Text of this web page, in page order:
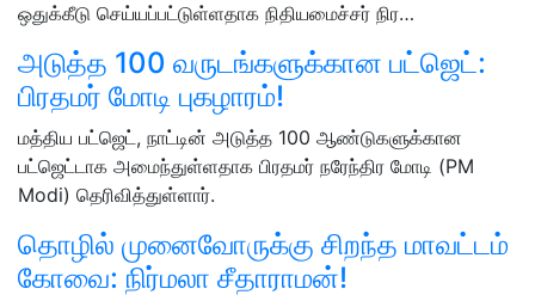
ஒதுக்கீடு செய்யப்பட்டுள்ளதாக நிதியமைச்சர் நிர…
அடுத்த 100 வருடங்களுக்கான பட்ஜெட்:
பிரதமர் மோடி புகழாரம்!
மத்திய பட்ஜெட், நாட்டின் அடுத்த 100 ஆண்டுகளுக்கான
பட்ஜெட்டாக அமைந்துள்ளதாக பிரதமர் நரேந்திர மோடி (PM
Modi) தெரிவித்துள்ளார்.
தொழில் முனைவோருக்கு சிறந்த மாவட்டம்
கோவை: நிர்மலா சீதாராமன்!